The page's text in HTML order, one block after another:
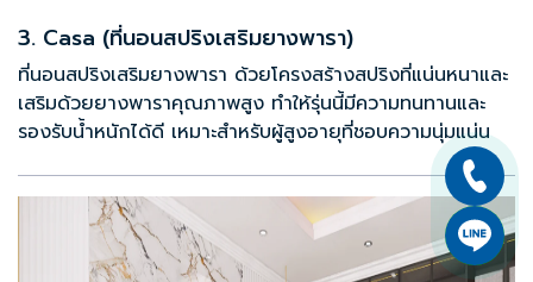
3. Casa (ที่นอนสปริงเสริมยางพารา)
ที่นอนสปริงเสริมยางพารา ด้วยโครงสร้างสปริงที่แน่นหนาและ
เสริมด้วยยางพาราคุณภาพสูง ทำให้รุ่นนี้มีความทนทานและ
รองรับน้ำหนักได้ดี เหมาะสำหรับผู้สูงอายุที่ชอบความนุ่มแน่น